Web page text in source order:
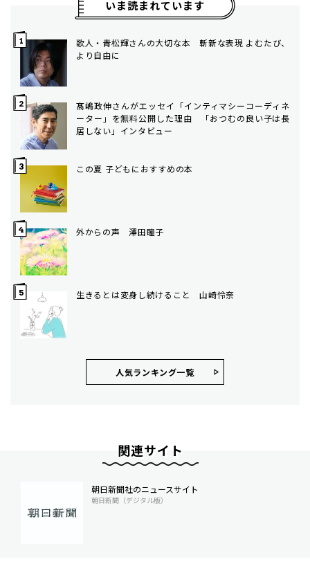
いま読まれています
歌人・青松輝さんの大切な本 斬新な表現 よむたび、
より自由に
髙嶋政伸さんがエッセイ「インティマシーコーディネ
ーター」を無料公開した理由 「おつむの良い子は長
居しない」インタビュー
この夏 子どもにおすすめの本
外からの声 澤田瞳子
生きるとは変身し続けること 山崎怜奈
人気ランキング⼀覧
関連サイト
朝日新聞社のニュースサイト
朝日新聞（デジタル版）